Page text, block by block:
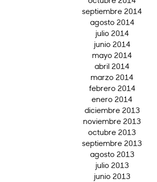
septiembre 2014
agosto 2014
julio 2014
junio 2014
mayo 2014
abril 2014
marzo 2014
febrero 2014
enero 2014
diciembre 2013
noviembre 2013
octubre 2013
septiembre 2013
agosto 2013
julio 2013
junio 2013